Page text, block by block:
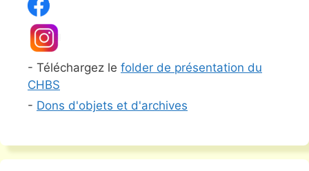
- Téléchargez le folder de présentation du
CHBS
- Dons d'objets et d'archives